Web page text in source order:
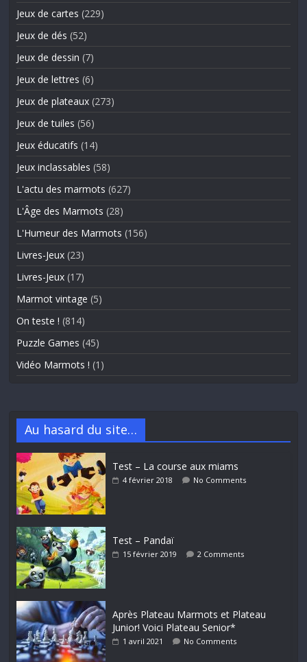
Jeux de cartes (229)
Jeux de dés (52)
Jeux de dessin (7)
Jeux de lettres (6)
Jeux de plateaux (273)
Jeux de tuiles (56)
Jeux éducatifs (14)
Jeux inclassables (58)
L'actu des marmots (627)
L'Âge des Marmots (28)
L'Humeur des Marmots (156)
Livres-Jeux (23)
Livres-Jeux (17)
Marmot vintage (5)
On teste ! (814)
Puzzle Games (45)
Vidéo Marmots ! (1)
Au hasard du site…
Test – La course aux miams
4 février 2018 No Comments
Test – Pandaï
15 février 2019 2 Comments
Après Plateau Marmots et Plateau
Junior! Voici Plateau Senior*
1 avril 2021 No Comments